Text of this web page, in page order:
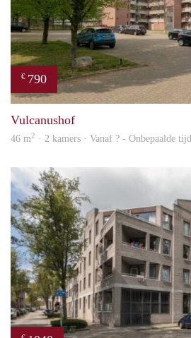
€ 790
Vulcanushof
46 m2 · 2 kamers · Vanaf ? - Onbepaalde tijd